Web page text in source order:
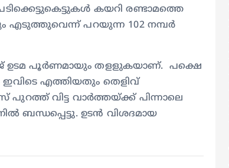
കയറി രണ്ടാമത്തെ
പറയുന്ന 102 നമ്പർ
ഉടമ പൂ‍ർണമായും തളളുകയാണ്. പക്ഷെ
എത്തിയതും തെളിവ്
പുറത്ത് വിട്ട വാർത്തയ്ക്ക് പിന്നാലെ
ഉടൻ വിശദമായ